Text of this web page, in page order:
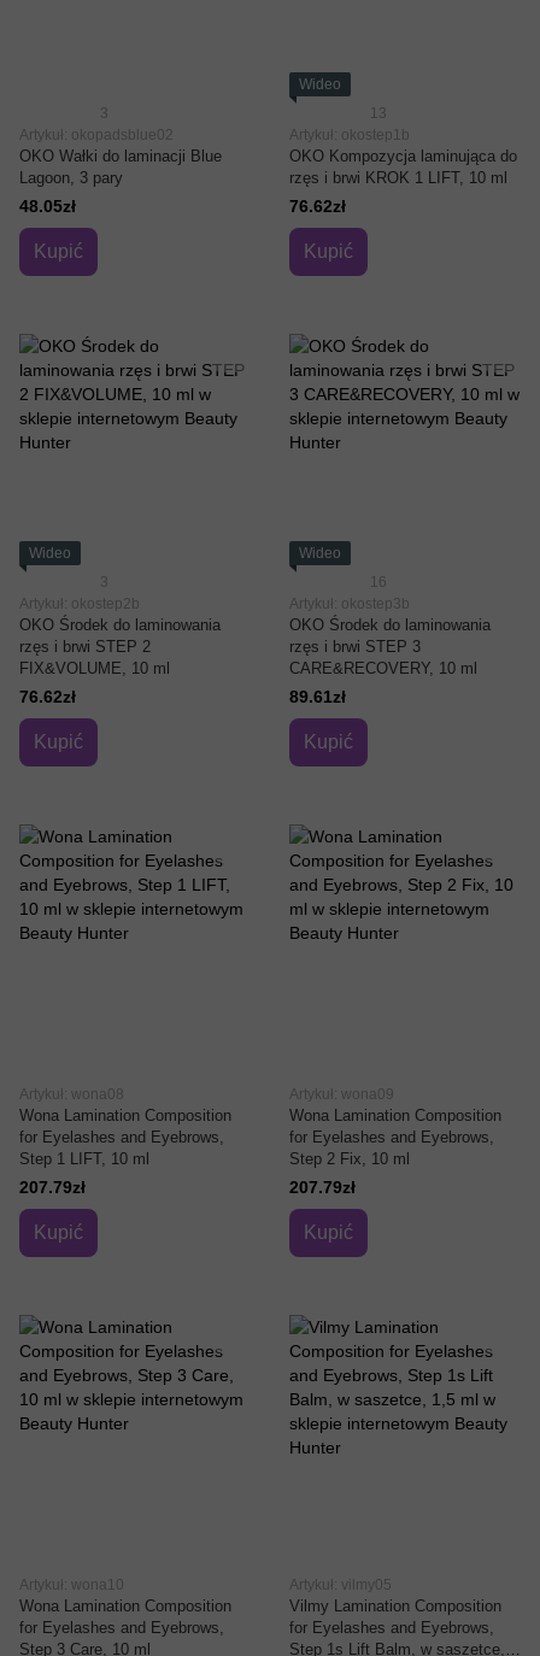
3
Artykuł: okopadsblue02
OKO Wałki do laminacji Blue
Lagoon, 3 pary
48.05zł
Kupić
Wideo
13
Artykuł: okostep1b
OKO Kompozycja laminująca do
rzęs i brwi KROK 1 LIFT, 10 ml
76.62zł
Kupić
Wideo
3
Artykuł: okostep2b
OKO Środek do laminowania
rzęs i brwi STEP 2
FIX&VOLUME, 10 ml
76.62zł
Kupić
Wideo
16
Artykuł: okostep3b
OKO Środek do laminowania
rzęs i brwi STEP 3
CARE&RECOVERY, 10 ml
89.61zł
Kupić
Artykuł: wona08
Wona Lamination Composition
for Eyelashes and Eyebrows,
Step 1 LIFT, 10 ml
207.79zł
Kupić
Artykuł: wona09
Wona Lamination Composition
for Eyelashes and Eyebrows,
Step 2 Fix, 10 ml
207.79zł
Kupić
Artykuł: wona10
Wona Lamination Composition
for Eyelashes and Eyebrows,
Step 3 Care, 10 ml
Artykuł: vilmy05
Vilmy Lamination Composition
for Eyelashes and Eyebrows,
Step 1s Lift Balm, w saszetce,